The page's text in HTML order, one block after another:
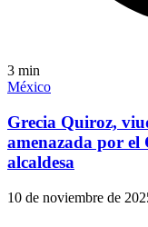
3 min
México
Grecia Quiroz,
amenazada por el
alcaldesa
10 de noviembre de